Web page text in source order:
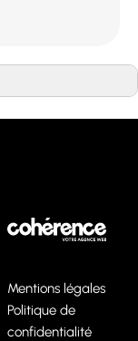
Mentions légales
Politique de
confidentialité